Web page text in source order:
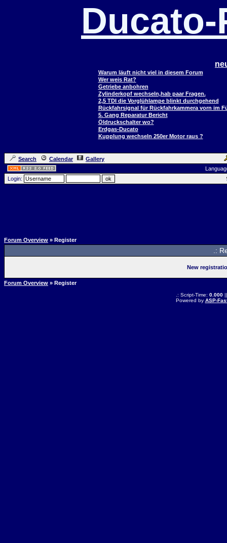
Warum läuft nicht viel in diesem Forum
Wer weis Rat?
Getriebe anbohren
Zylinderkopf wechseln,hab paar Fragen.
2,5 TDI die Vorglühlampe blinkt durchgehend
Rückfahrsignal für Rückfahrkammera vorn im
5. Gang Reparatur Bericht
Öldruckschalter wo?
Erdgas-Ducato
Kupplung wechseln 250er Motor raus ?
Search Calendar
Gallery
Login:
Forum Overview » Register
.:
New
Forum Overview » Register
.: Script-Time: 0.000||
Powered by ASP-